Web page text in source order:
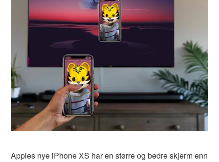
Apples nye iPhone XS har en større og bedre skjerm enn